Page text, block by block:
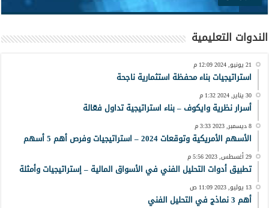
الندوات التعليمية
21 يونيو, 2024 12:09 م
استراتيجيات بناء محفظة استثمارية ناجحة
30 يناير, 2024 1:32 م
أسرار نظرية وايكوف – بناء استراتيجية تداول فعّالة
8 ديسمبر, 2023 3:33 م
الأسهم الأمريكية وتوقعات 2024 – استراتيجيات وفرص أهم 5 أسهم
29 أغسطس, 2023 5:56 م
تطبيق أدوات التحليل الفني في الأسواق المالية – إستراتيجيات وأمثلة
13 يوليو, 2023 11:09 ص
أهم 3 نماذج في التحليل الفني